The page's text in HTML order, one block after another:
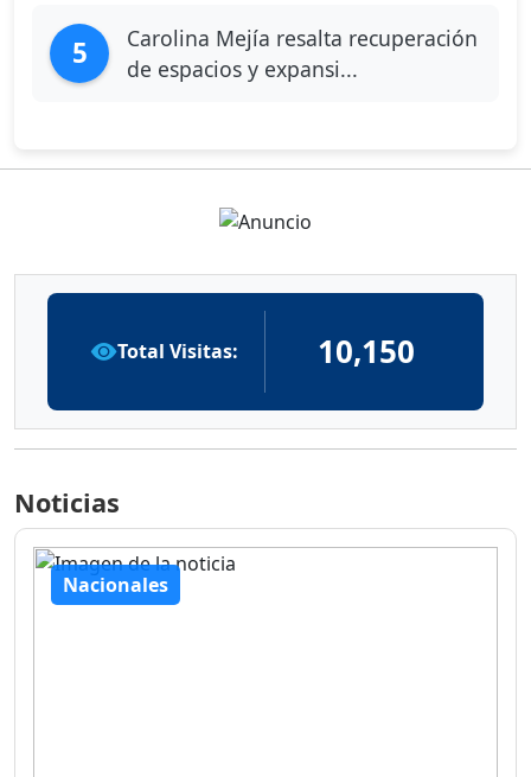
5
Carolina Mejía resalta recuperación
de espacios y expansi...
Total Visitas: 10,150
Noticias
Nacionales